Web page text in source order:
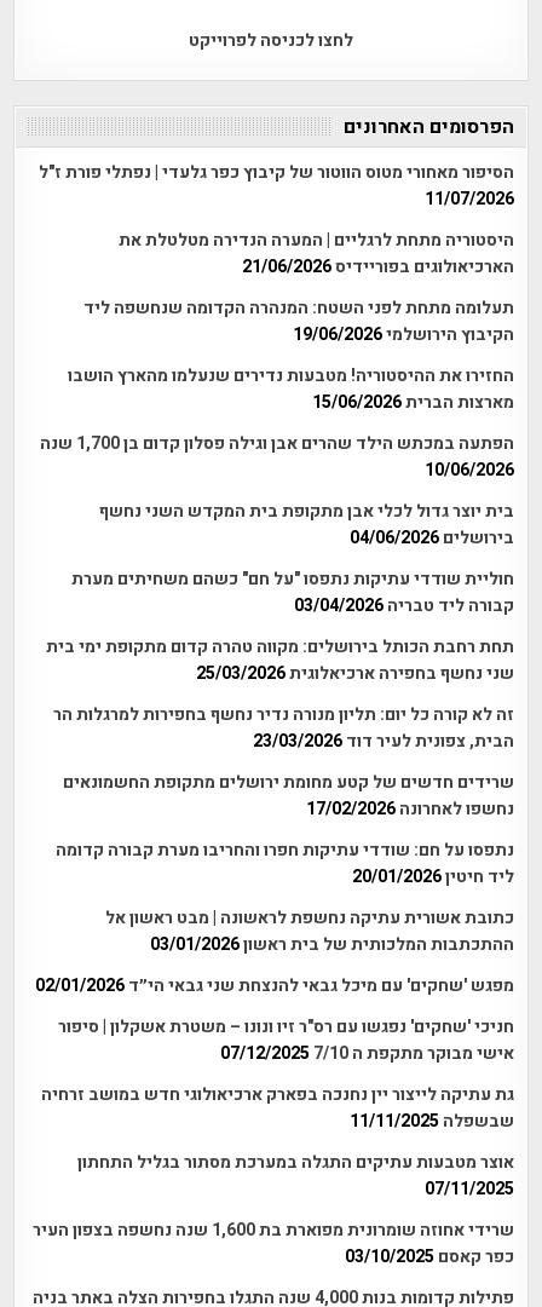
לחצו לכניסה לפרוייקט
הפרסומים האחרונים
הסיפור מאחורי מטוס הווטור של קיבוץ כפר גלעדי | נפתלי פורת ז"ל
11/07/2026
היסטוריה מתחת לרגליים | המערה הנדירה מטלטלת את
הארכיאולוגים בפוריידיס21/06/2026
תעלומה מתחת לפני השטח: המנהרה הקדומה שנחשפה ליד
הקיבוץ הירושלמי19/06/2026
החזירו את ההיסטוריה! מטבעות נדירים שנעלמו מהארץ הושבו
מארצות הברית15/06/2026
הפתעה במכתש הילד שהרים אבן וגילה פסלון קדום בן 1,700 שנה
10/06/2026
בית יוצר גדול לכלי אבן מתקופת בית המקדש השני נחשף
בירושלים 04/06/2026
חוליית שודדי עתיקות נתפסו "על חם" כשהם משחיתים מערת
קבורה ליד טבריה 03/04/2026
תחת רחבת הכותל בירושלים: מקווה טהרה קדום מתקופת ימי בית
שני נחשף בחפירה ארכיאלוגית25/03/2026
זה לא קורה כל יום: תליון מנורה נדיר נחשף בחפירות למרגלות הר
הבית, צפונית לעיר דוד 23/03/2026
שרידים חדשים של קטע מחומת ירושלים מתקופת החשמונאים
נחשפו לאחרונה 17/02/2026
נתפסו על חם: שודדי עתיקות חפרו והחריבו מערת קבורה קדומה
ליד חיטין20/01/2026
כתובת אשורית עתיקה נחשפת לראשונה | מבט ראשון אל
ההתכתבות המלכותית של בית ראשון03/01/2026
מפגש 'שחקים' עם מיכל גבאי להנצחת שני גבאי הי״ד 02/01/2026
חניכי 'שחקים' נפגשו עם רס"ר זיו ונונו – משטרת אשקלון | סיפור
אישי מבוקר מתקפת ה 7/10
07/12/2025
גת עתיקה לייצור יין נחנכה בפארק ארכיאולוגי חדש במושב זרחיה
שבשפלה 11/11/2025
אוצר מטבעות עתיקים התגלה במערכת מסתור בגליל התחתון
07/11/2025
שרידי אחוזה שומרונית מפוארת בת 1,600 שנה נחשפה בצפון העיר
כפר קאסם 03/10/2025
פתילות קדומות בנות 4,000 שנה התגלו בחפירות הצלה באתר בניה